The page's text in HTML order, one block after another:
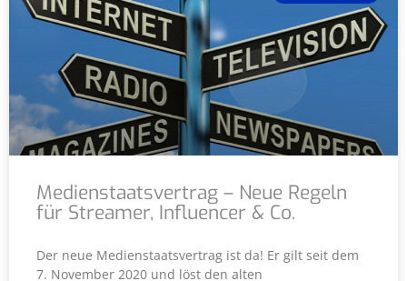
Medienstaatsvertrag – Neue Regeln
für Streamer, Influencer & Co.
Der neue Medienstaatsvertrag ist da! Er gilt seit dem
7. November 2020 und löst den alten